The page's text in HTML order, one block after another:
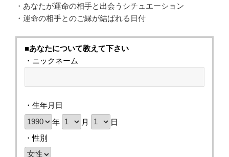
・あなたが運命の相手と出会うシチュエーション
・運命の相手とのご縁が結ばれる日付
■あなたについて教えて下さい
・ニックネーム
・生年月日
年
月
日
・性別